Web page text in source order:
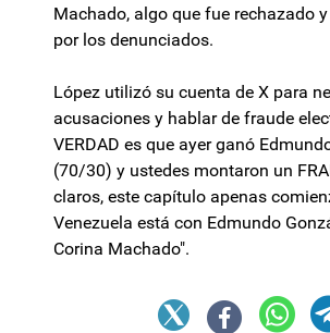
Machado, algo que fue rechazado
por los denunciados.
López utilizó su cuenta de X para
acusaciones y hablar de fraude
VERDAD es que ayer ganó
(70/30) y ustedes montaron un
claros, este capítulo apenas
Venezuela está con Edmundo
Corina Machado".